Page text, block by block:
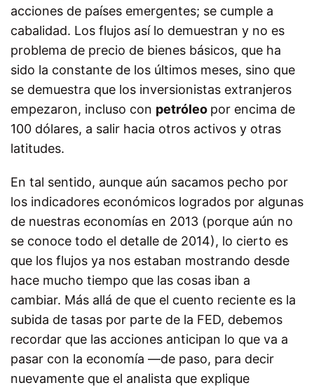
acciones de países emergentes; se cumple a
cabalidad. Los flujos así lo demuestran y no es
problema de precio de bienes básicos, que ha
sido la constante de los últimos meses, sino que
se demuestra que los inversionistas extranjeros
empezaron, incluso con petróleo por encima de
100 dólares, a salir hacia otros activos y otras
latitudes.
En tal sentido, aunque aún sacamos pecho por
los indicadores económicos logrados por algunas
de nuestras economías en 2013 (porque aún no
se conoce todo el detalle de 2014), lo cierto es
que los flujos ya nos estaban mostrando desde
hace mucho tiempo que las cosas iban a
cambiar. Más allá de que el cuento reciente es la
subida de tasas por parte de la FED, debemos
recordar que las acciones anticipan lo que va a
pasar con la economía —de paso, para decir
nuevamente que el analista que explique